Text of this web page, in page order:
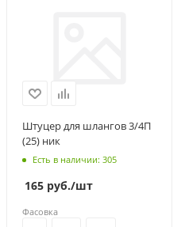
Штуцер для шлангов 3/4П
(25) ник
Есть в наличии: 305
165 руб./шт
Фасовка